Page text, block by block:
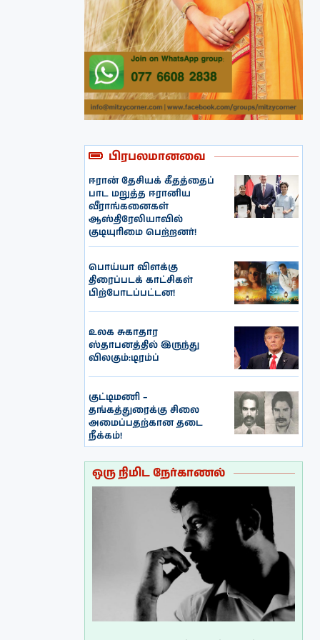
பிரபலமானவை
ஈரான் தேசியக் கீதத்தைப்
பாட மறுத்த ஈரானிய
வீராங்கனைகள்
ஆஸ்திரேலியாவில்
குடியுரிமை பெற்றனர்!
பொய்யா விளக்கு
திரைப்படக் காட்சிகள்
பிற்போடப்பட்டன!
உலக சுகாதார
ஸ்தாபனத்தில் இருந்து
விலகும்:டிரம்ப்
குட்டிமணி –
தங்கத்துரைக்கு சிலை
அமைப்பதற்கான தடை
நீக்கம்!
ஒரு நிமிட நேர்காணல்